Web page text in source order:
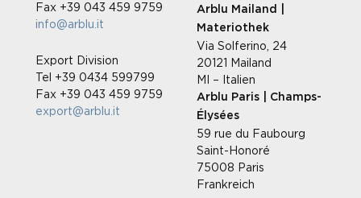
Fax +39 043 459 9759
info@arblu.it
Export Division
Tel +39 0434 599799
Fax +39 043 459 9759
export@arblu.it
Arblu Mailand |
Materiothek
Via Solferino, 24
20121 Mailand
MI – Italien
Arblu Paris | Champs-
Élysées
59 rue du Faubourg
Saint-Honoré
75008 Paris
Frankreich